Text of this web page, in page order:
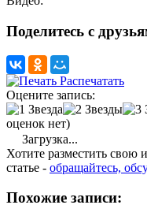
Поделитесь с
Распечатать
Оцените запись:
оценок нет)
Загрузка...
Хотите разместить
статье - обращайтесь,
Похожие записи: